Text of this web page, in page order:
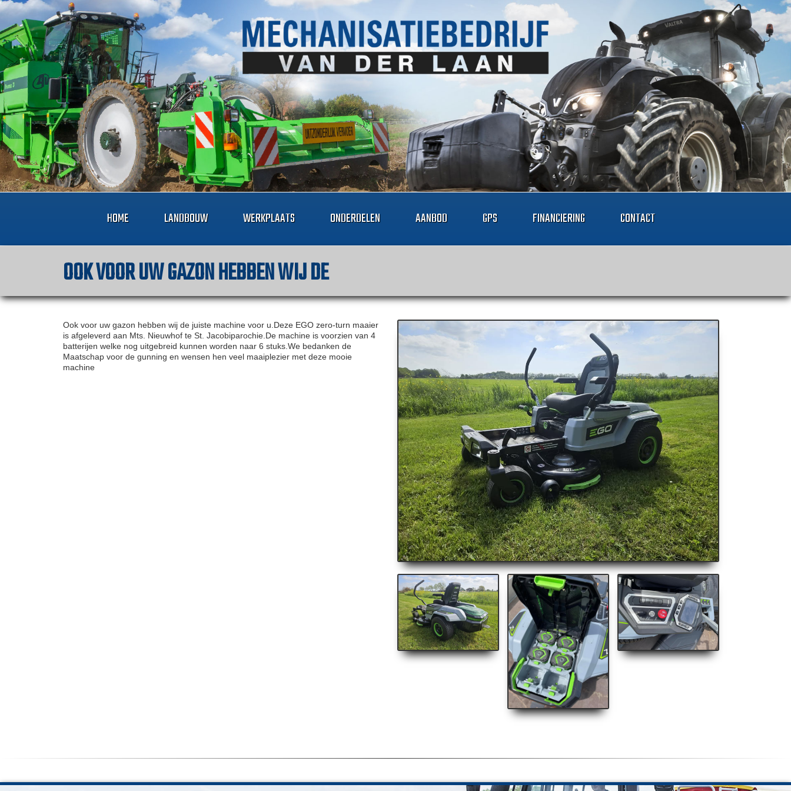
HOME LANDBOUW WERKPLAATS ONDERDELEN AANBOD GPS FINANCIERING CONTACT
OOK VOOR UW GAZON HEBBEN WIJ DE
Ook voor uw gazon hebben wij de juiste machine voor u.Deze EGO zero-turn maaier
is afgeleverd aan Mts. Nieuwhof te St. Jacobiparochie.De machine is voorzien van 4
batterijen welke nog uitgebreid kunnen worden naar 6 stuks.We bedanken de
Maatschap voor de gunning en wensen hen veel maaiplezier met deze mooie
machine